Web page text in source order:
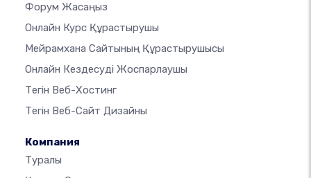
Форум Жасаңыз
Онлайн Курс Құрастырушы
Мейрамхана Сайтының Құрастырушысы
Онлайн Кездесуді Жоспарлаушы
Тегін Веб-Хостинг
Тегін Веб-Сайт Дизайны
Компания
Туралы